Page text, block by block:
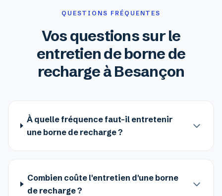
QUESTIONS FRÉQUENTES
Vos questions sur le
entretien de borne de
recharge à Besançon
À quelle fréquence faut-il entretenir
une borne de recharge ?
Combien coûte l'entretien d'une borne
de recharge ?